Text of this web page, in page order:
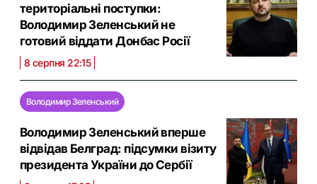
територіальні поступки:
Володимир Зеленський не
готовий віддати Донбас Росії
8 серпня 22:15
Володимир Зеленський
Володимир Зеленський вперше
відвідав Белград: підсумки візиту
президента України до Сербії